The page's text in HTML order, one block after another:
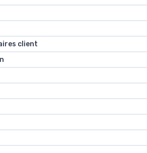
client